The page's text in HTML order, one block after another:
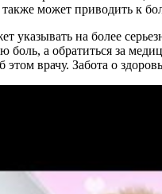
также может приводить к
указывать на более
боль, а обратиться за
врачу. Забота о